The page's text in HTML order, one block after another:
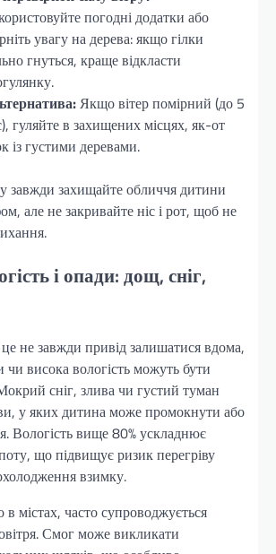
погодні додатки або
увагу на дерева: якщо гілки
гнуться, краще відкласти
Якщо вітер помірний (до 5
гуляйте в захищених місцях, як-от
із густими деревами.
завжди захищайте обличчя дитини
але не закривайте ніс і рот, щоб не
і опади: дощ, сніг,
не завжди привід залишатися вдома,
чи висока вологість можуть бути
сніг, злива чи густий туман
у яких дитина може промокнути або
Вологість вище 80% ускладнює
що підвищує ризик перегріву
взимку.
містах, часто супроводжується
Смог може викликати